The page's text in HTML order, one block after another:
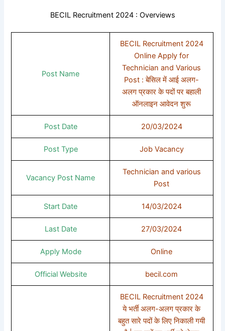
BECIL Recruitment 2024 : Overviews
Post Name
BECIL Recruitment 2024
Online Apply for
Technician and Various
Post : बेसिल में आई अलग-
अलग प्रकार के पदों पर बहाली
ऑनलाइन आवेदन शुरू
Post Date 20/03/2024
Post Type Job Vacancy
Vacancy Post Name
Technician and various
Post
Start Date 14/03/2024
Last Date 27/03/2024
Apply Mode Online
Official Website becil.com
BECIL Recruitment 2024
ये भर्ती अलग-अलग प्रकार के
बहुत सारे पदों के लिए निकाली गयी